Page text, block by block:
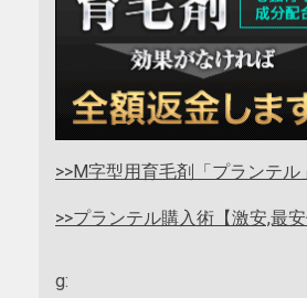
>>M字型用育毛剤「プランテル
>>プランテル購入術【激安,最
g: